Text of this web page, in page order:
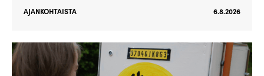
AJANKOHTAISTA 6.8.2026